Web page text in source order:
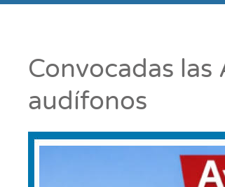
Convocadas
audífonos